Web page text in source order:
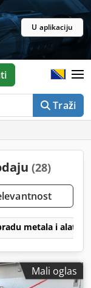
U aplikaciju
Traži
(28)
metala i alatne
Mali oglas